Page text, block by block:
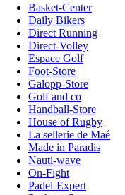
Basket-Center
Daily Bikers
Direct Running
Direct-Volley
Espace Golf
Foot-Store
Galopp-Store
Golf and co
Handball-Store
House of Rugby
La sellerie de Maé
Made in Paradis
Nauti-wave
On-Fight
Padel-Expert